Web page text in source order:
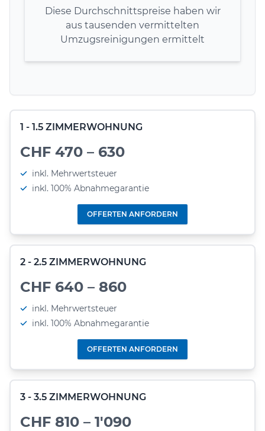
Diese Durchschnittspreise haben wir
aus tausenden vermittelten
Umzugsreinigungen ermittelt
1 - 1.5 ZIMMERWOHNUNG
CHF 470 – 630
inkl. Mehrwertsteuer
inkl. 100% Abnahmegarantie
OFFERTEN ANFORDERN
2 - 2.5 ZIMMERWOHNUNG
CHF 640 – 860
inkl. Mehrwertsteuer
inkl. 100% Abnahmegarantie
OFFERTEN ANFORDERN
3 - 3.5 ZIMMERWOHNUNG
CHF 810 – 1'090